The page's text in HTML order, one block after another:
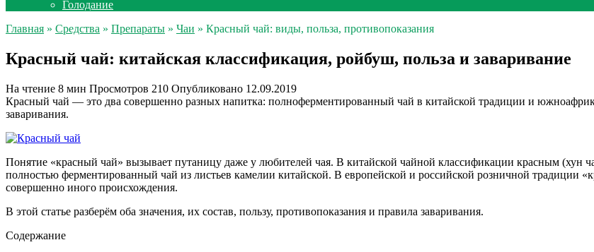
Голодание
Главная » Средства » Препараты » Чаи » Красный чай: виды, польза, противопоказания
Красный чай: китайская классификация, ройбуш, польза и заваривание
На чтение 8 мин Просмотров 210 Опубликовано 12.09.2019
Красный чай — это два совершенно разных напитка: полноферментированный чай в китайской традиции и
заваривания.
Понятие «красный чай» вызывает путаницу даже у любителей чая. В китайской чайной классификации красным
полностью ферментированный чай из листьев камелии китайской. В европейской и российской розничной традиции
совершенно иного происхождения.
В этой статье разберём оба значения, их состав, пользу, противопоказания и правила заваривания.
Содержание